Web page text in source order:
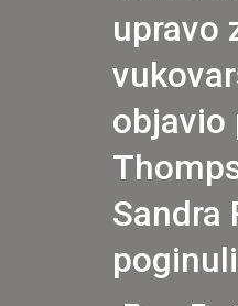
upravo
objavio
Sandra